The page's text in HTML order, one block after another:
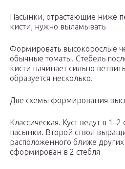
Пасынки, отрастающие ниже
кисти, нужно выламывать
Формировать высокорослые
обычные томаты. Стебель
кисти начинает сильно
образуется несколько.
Две схемы формирования
Классическая. Куст ведут в 1–2
пасынки. Второй ствол
расположенного ближе
сформирован в 2 стебля